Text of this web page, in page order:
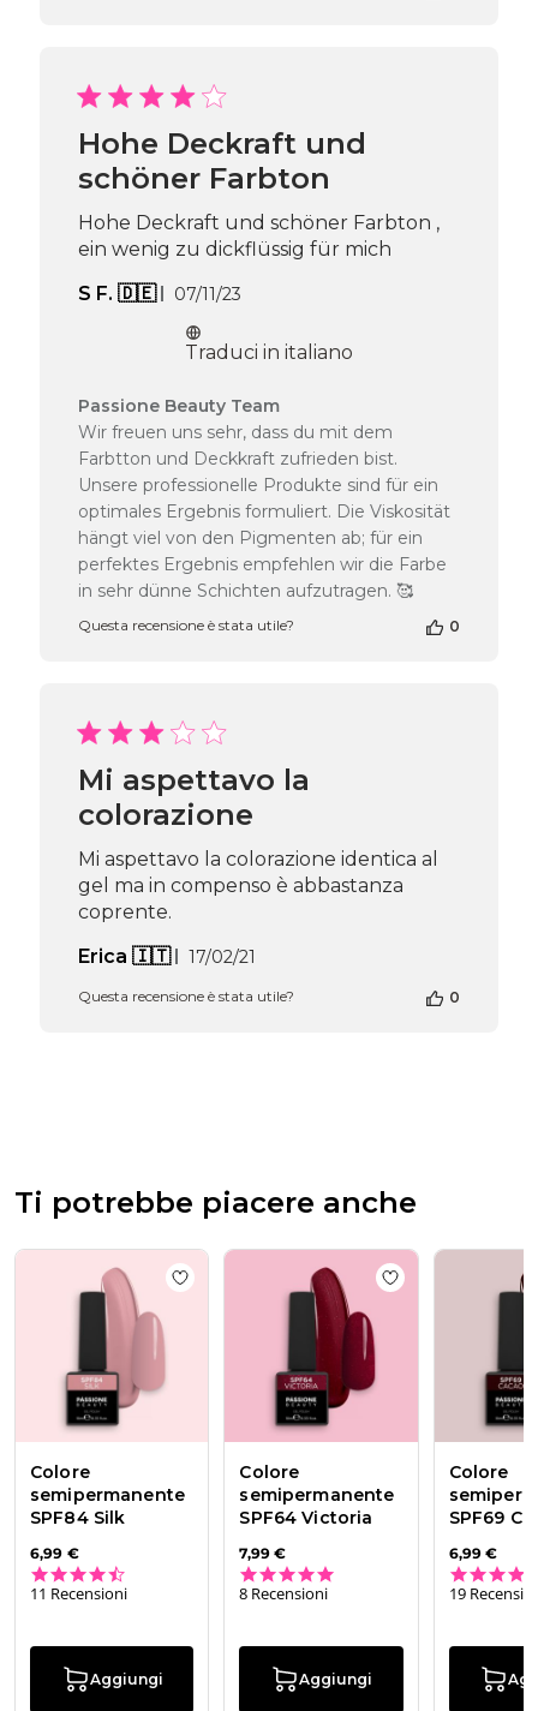
Hohe Deckraft und
schöner Farbton
Hohe Deckraft und schöner Farbton ,
ein wenig zu dickflüssig für mich
S F. 🇩🇪
Data
pubblicazione
07/11/23
Traduci in italiano
Commenti
del
proprietario
del
negozio
alla
recensione
di
Passione
Team
Passione Beauty Team
Wir freuen uns sehr, dass du mit dem
Farbtton und Deckkraft zufrieden bist.
Unsere professionelle Produkte sind für ein
optimales Ergebnis formuliert. Die Viskosität
hängt viel von den Pigmenten ab; für ein
perfektes Ergebnis empfehlen wir die Farbe
in sehr dünne Schichten aufzutragen. 🥰
Questa recensione è stata utile? 0
Mi aspettavo la
colorazione
Mi aspettavo la colorazione identica al
gel ma in compenso è abbastanza
coprente.
Erica 🇮🇹
Data
pubblicazione
17/02/21
Questa recensione è stata utile? 0
Ti potrebbe piacere anche
Add to wishlist Colore semipermanente
Colore
semipermanente
SPF84 Silk
6,99 €
11 Recensioni
Aggiungi
Add to wishlist
Colore
semipermanente
SPF64 Victoria
7,99 €
8 Recensioni
Aggiungi
Colore
SPF69
6,99 €
19